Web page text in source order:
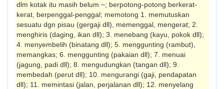
dlm kotak itu masih belum ~; berpotong-potong berkerat-
kerat, berpeng­gal-penggal; memotong 1. memutuskan
sesuatu dgn pisau (gergaji dll), memenggal, mengerat; 2.
menghiris (daging, ikan dll); 3. menebang (kayu, pokok dll);
4. menyembelih (binatang dll); 5. menggunting (rambut),
memangkas; 6. menggunting (pakaian dll); 7. menuai
(jagung, padi dll); 8. mengudungkan (tangan dll); 9.
membedah (perut dll); 10. mengurangi (gaji, pendapatan
dll); 11. memintasi (jalan, per­jalanan dll); 12. menyelang